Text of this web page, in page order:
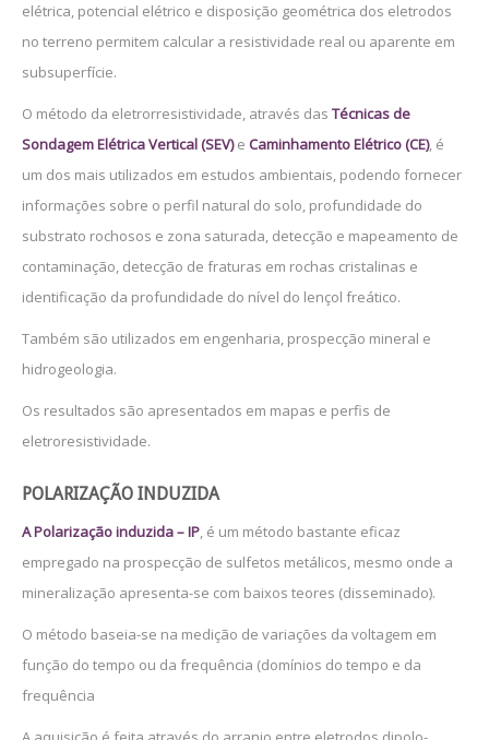
elétrica, potencial elétrico e disposição geométrica dos eletrodos
no terreno permitem calcular a resistividade real ou aparente em
subsuperfície.
O método da eletrorresistividade, através das Técnicas de
Sondagem Elétrica Vertical (SEV)e Caminhamento Elétrico (CE), é
um dos mais utilizados em estudos ambientais, podendo fornecer
informações sobre o perfil natural do solo, profundidade do
substrato rochosos e zona saturada, detecção e mapeamento de
contaminação, detecção de fraturas em rochas cristalinas e
identificação da profundidade do nível do lençol freático.
Também são utilizados em engenharia, prospecção mineral e
hidrogeologia.
Os resultados são apresentados em mapas e perfis de
eletroresistividade.
POLARIZAÇÃO INDUZIDA
A Polarização induzida – IP, é um método bastante eficaz
empregado na prospecção de sulfetos metálicos, mesmo onde a
mineralização apresenta-se com baixos teores (disseminado).
O método baseia-se na medição de variações da voltagem em
função do tempo ou da frequência (domínios do tempo e da
frequência